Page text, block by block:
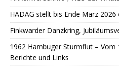
HADAG stellt bis Ende März 2026
Finkwarder Danzkring,
1962 Hambuger Sturmflut – Vom
Berichte und Links